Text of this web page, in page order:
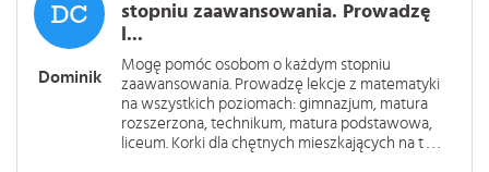
Dominik
stopniu zaawansowania. Prowadzę
l...
Mogę pomóc osobom o każdym stopniu
zaawansowania. Prowadzę lekcje z matematyki
na wszystkich poziomach: gimnazjum, matura
rozszerzona, technikum, matura podstawowa,
liceum. Korki dla chętnych mieszkających na t . . .